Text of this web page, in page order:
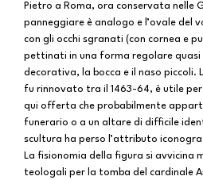
Pietro a Roma, ora conservata nelle
panneggiare è analogo e l’ovale del
con gli occhi sgranati (con cornea e
pettinati in una forma regolare
decorativa, la bocca e il naso piccoli.
fu rinnovato tra il 1463-64, è utile
qui offerta che probabilmente
funerario o a un altare di difficile
scultura ha perso l’attributo
La fisionomia della figura si avvicina
teologali per la tomba del cardinale